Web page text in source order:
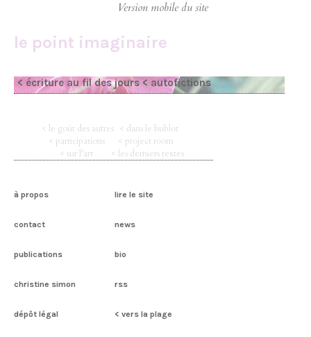
le point imaginaire
< écriture au fil des jours < autofictions
< le goût des autres < dans le hublot
< participations
< project room
< sur l’art
< les derniers textes
à propos lire le site
contact news
publications bio
christine simon rss
dépôt légal < vers la plage